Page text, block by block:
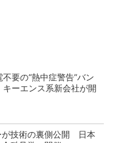
不要の“熱中症警告”バン
キーエンス系新会社が開
が技術の裏側公開 日本